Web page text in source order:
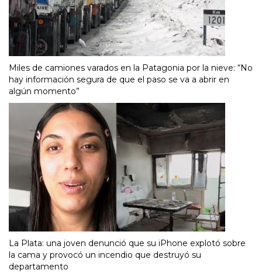
Miles de camiones varados en la Patagonia por la nieve: “No
hay información segura de que el paso se va a abrir en
algún momento”
La Plata: una joven denunció que su iPhone explotó sobre
la cama y provocó un incendio que destruyó su
departamento